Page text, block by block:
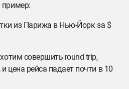
пример:
из Парижа в Нью-Йорк за $
совершить round trip,
цена рейса падает почти в 10